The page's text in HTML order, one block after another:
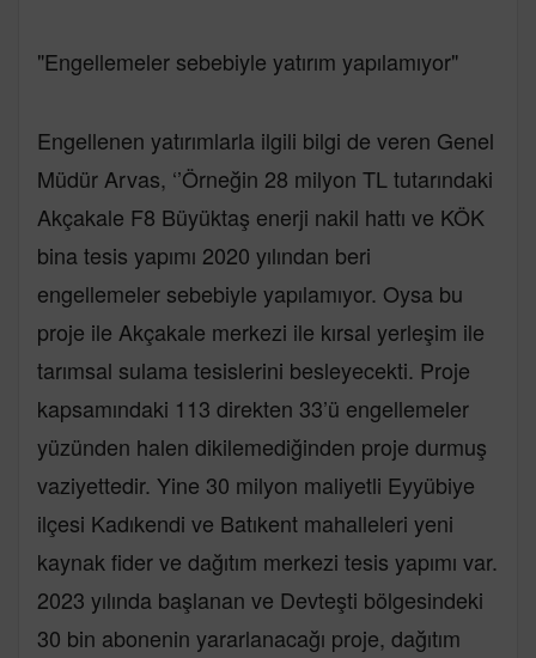
"Engellemeler sebebiyle yatırım yapılamıyor"
Engellenen yatırımlarla ilgili bilgi de veren Genel
Müdür Arvas, ‘’Örneğin 28 milyon TL tutarındaki
Akçakale F8 Büyüktaş enerji nakil hattı ve KÖK
bina tesis yapımı 2020 yılından beri
engellemeler sebebiyle yapılamıyor. Oysa bu
proje ile Akçakale merkezi ile kırsal yerleşim ile
tarımsal sulama tesislerini besleyecekti. Proje
kapsamındaki 113 direkten 33’ü engellemeler
yüzünden halen dikilemediğinden proje durmuş
vaziyettedir. Yine 30 milyon maliyetli Eyyübiye
ilçesi Kadıkendi ve Batıkent mahalleleri yeni
kaynak fider ve dağıtım merkezi tesis yapımı var.
2023 yılında başlanan ve Devteşti bölgesindeki
30 bin abonenin yararlanacağı proje, dağıtım